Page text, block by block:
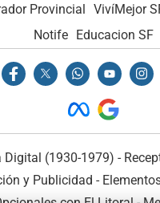
Provincial VivíMejor
Notife Educacion SF
Digital (1930-1979) -
y Publicidad -